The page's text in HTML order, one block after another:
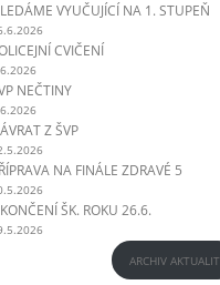
VYUČUJÍCÍ NA 1. STUPEŇ
CVIČENÍ
NEČTINY
Z ŠVP
NA FINÁLE ZDRAVÉ 5
ŠK. ROKU 26.6.
ARCHIV AKTUALIT